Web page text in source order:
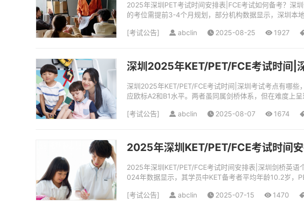
2025年深圳PET考试时间安排表|FCE考试如何备考？深
的考位需提前3-4个月规划，部分机构数据显示，深圳本
[考试公告] abclin 2025-08-25 1927
深圳2025年KET/PET/FCE考试时间|
深圳2025年KET/PET/FCE考试时间|深圳考试考点有哪
应欧标A2和B1水平。两者虽同属剑桥体系，但在难度上
[考试公告] abclin 2025-08-07 1674
2025年深圳KET/PET/FCE考试时间
2025年深圳KET/PET/FCE考试时间安排表|深圳剑桥英
024年数据显示，其学员中KET备考者平均年龄10.2岁，
[考试公告] abclin 2025-07-15 1470